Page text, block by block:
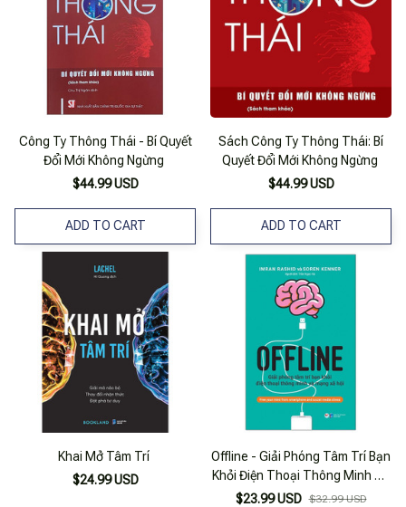
Công Ty Thông Thái - Bí Quyết
Đổi Mới Không Ngừng
$44.99 USD
ADD TO CART
Sách Công Ty Thông Thái: Bí
Quyết Đổi Mới Không Ngừng
$44.99 USD
ADD TO CART
Khai Mở Tâm Trí
$24.99 USD
Offline - Giải Phóng Tâm Trí Bạn
Khỏi Điện Thoại Thông Minh Và
Mạng Xã Hội
$23.99 USD $32.99 USD